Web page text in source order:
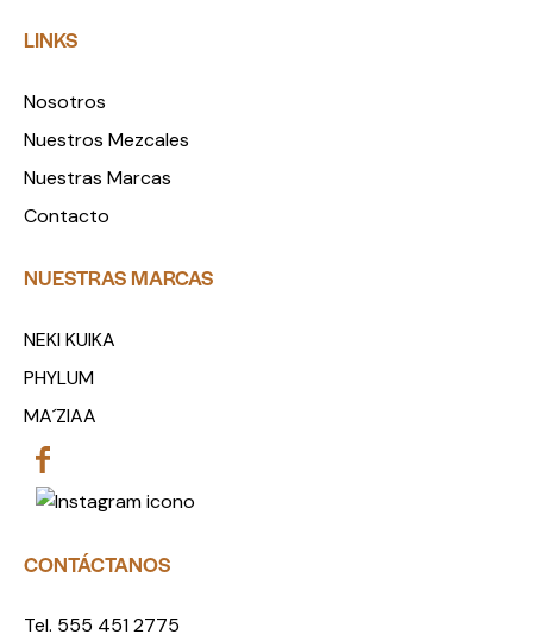
LINKS
Nosotros
Nuestros Mezcales
Nuestras Marcas
Contacto
NUESTRAS MARCAS
NEKI KUIKA
PHYLUM
MA´ZIAA
CONTÁCTANOS
Tel. 555 451 2775